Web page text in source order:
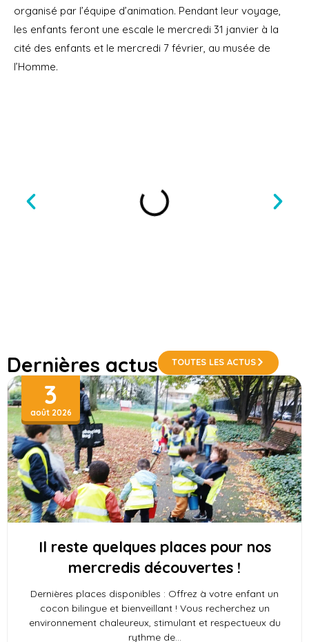
organisé par l’équipe d’animation. Pendant leur voyage,
les enfants feront une escale le mercredi 31 janvier à la
cité des enfants et le mercredi 7 février, au musée de
l’Homme.
Dernières actus TOUTES LES ACTUS
Il reste quelques places pour nos
mercredis découvertes !
3
août 2026
Dernières places disponibles : Offrez à votre enfant un
cocon bilingue et bienveillant ! Vous recherchez un
environnement chaleureux, stimulant et respectueux du
rythme de